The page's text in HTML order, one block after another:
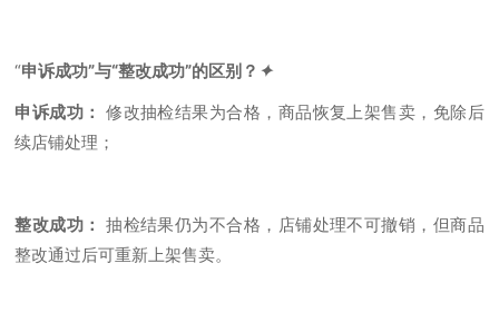
“申诉成功”与“整改成功”的区别？ ✦
申诉成功： 修改抽检结果为合格，商品恢复上架售卖，免除后
续店铺处理；
整改成功： 抽检结果仍为不合格，店铺处理不可撤销，但商品
整改通过后可重新上架售卖。